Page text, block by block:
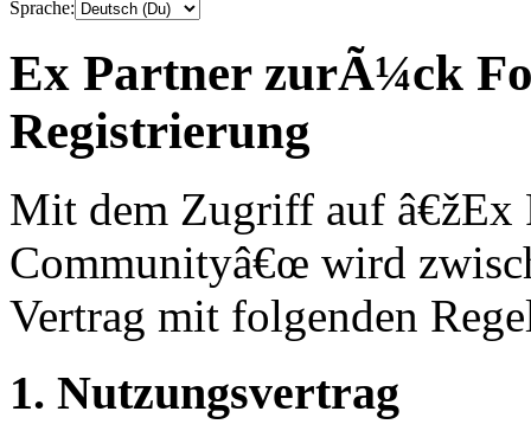
Sprache:
Ex Partner zurÃ¼ck
Registrierung
Mit dem Zugriff auf
Communityâ€œ wird
Vertrag mit folgenden
1. Nutzungsvertrag